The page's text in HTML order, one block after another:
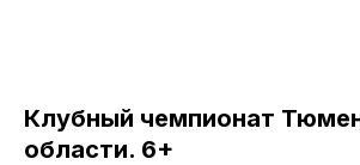
Клубный чемпионат
области. 6+